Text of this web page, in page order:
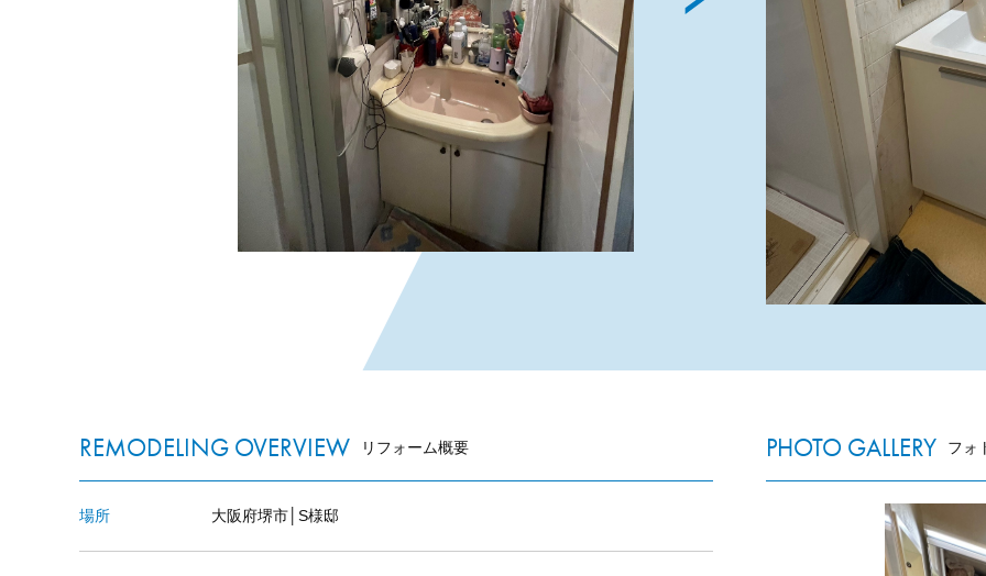
REMODELING OVERVIEW リフォーム概要
場所 大阪府堺市│S様邸
PHOTO GALLERY フォ